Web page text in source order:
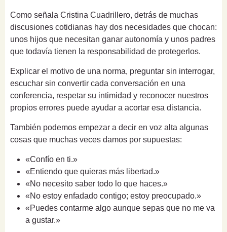
Como señala Cristina Cuadrillero, detrás de muchas
discusiones cotidianas hay dos necesidades que chocan:
unos hijos que necesitan ganar autonomía y unos padres
que todavía tienen la responsabilidad de protegerlos.
Explicar el motivo de una norma, preguntar sin interrogar,
escuchar sin convertir cada conversación en una
conferencia, respetar su intimidad y reconocer nuestros
propios errores puede ayudar a acortar esa distancia.
También podemos empezar a decir en voz alta algunas
cosas que muchas veces damos por supuestas:
«Confío en ti.»
«Entiendo que quieras más libertad.»
«No necesito saber todo lo que haces.»
«No estoy enfadado contigo; estoy preocupado.»
«Puedes contarme algo aunque sepas que no me va
a gustar.»